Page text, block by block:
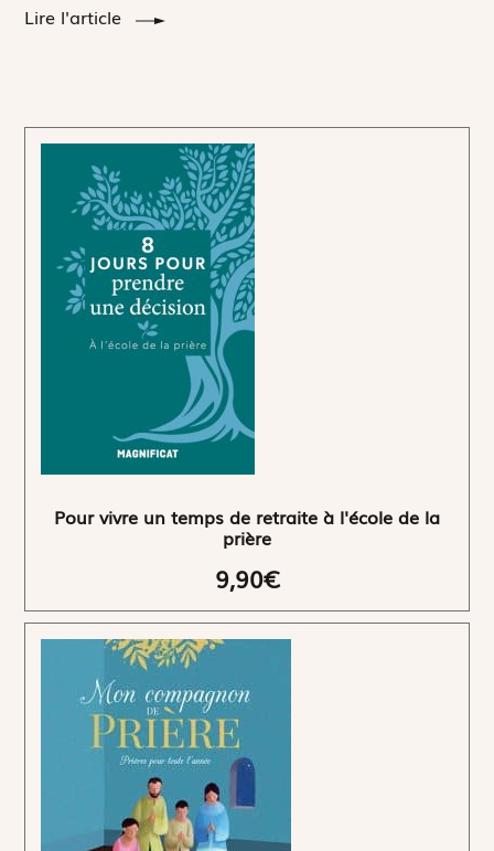
Lire l'article
Pour vivre un temps de retraite à l'école de la
prière
9,90€